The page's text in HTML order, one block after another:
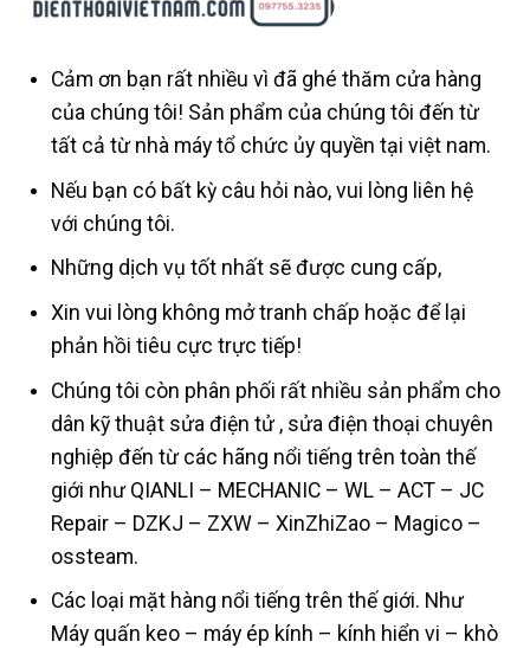
Cảm ơn bạn rất nhiều vì đã ghé thăm cửa hàng
của chúng tôi! Sản phẩm của chúng tôi đến từ
tất cả từ nhà máy tổ chức ủy quyền tại việt nam.
Nếu bạn có bất kỳ câu hỏi nào, vui lòng liên hệ
với chúng tôi.
Những dịch vụ tốt nhất sẽ được cung cấp,
Xin vui lòng không mở tranh chấp hoặc để lại
phản hồi tiêu cực trực tiếp!
Chúng tôi còn phân phối rất nhiều sản phẩm cho
dân kỹ thuật sửa điện tử , sửa điện thoại chuyên
nghiệp đến từ các hãng nổi tiếng trên toàn thế
giới như QIANLI – MECHANIC – WL – ACT – JC
Repair – DZKJ – ZXW – XinZhiZao – Magico –
ossteam.
Các loại mặt hàng nổi tiếng trên thế giới. Như
Máy quấn keo – máy ép kính – kính hiển vi – khò